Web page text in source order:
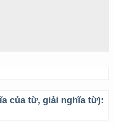
của từ, giải nghĩa từ):